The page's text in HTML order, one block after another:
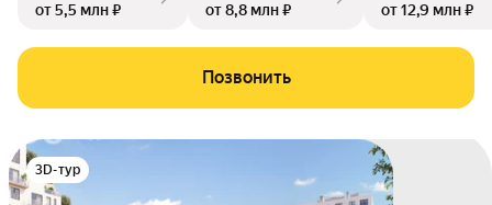
от 5,5 млн ₽
от 8,8 млн ₽
от 12,9 млн ₽
Позвонить
3D-тур